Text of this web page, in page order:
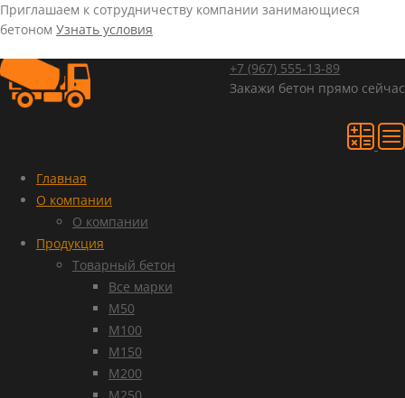
Приглашаем к сотрудничеству компании занимающиеся
бетоном Узнать условия
+7 (967) 555-13-89
Закажи бетон прямо сейчас
Главная
О компании
О компании
Продукция
Товарный бетон
Все марки
М50
М100
М150
М200